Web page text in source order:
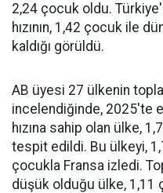
2,24 çocuk oldu.
hızının, 1,42 çocuk ile
kaldığı görüldü.
AB üyesi 27 ülkenin
incelendiğinde, 2025'te
hızına sahip olan ülke,
tespit edildi. Bu ülkeyi,
çocukla Fransa izledi.
düşük olduğu ülke, 1,11